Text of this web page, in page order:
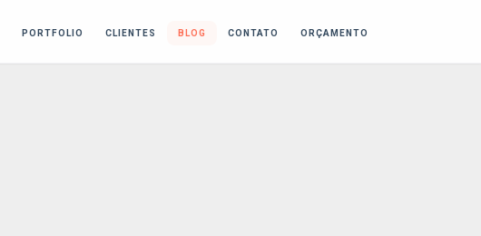
PORTFOLIO CLIENTES BLOG CONTATO ORÇAMENTO